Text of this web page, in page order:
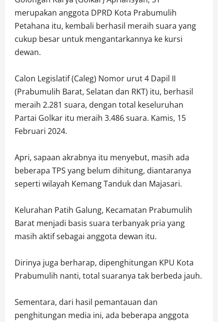
merupakan anggota DPRD Kota Prabumulih
Petahana itu, kembali berhasil meraih suara yang
cukup besar untuk mengantarkannya ke kursi
dewan.
Calon Legislatif (Caleg) Nomor urut 4 Dapil II
(Prabumulih Barat, Selatan dan RKT) itu, berhasil
meraih 2.281 suara, dengan total keseluruhan
Partai Golkar itu meraih 3.486 suara. Kamis, 15
Februari 2024.
Apri, sapaan akrabnya itu menyebut, masih ada
beberapa TPS yang belum dihitung, diantaranya
seperti wilayah Kemang Tanduk dan Majasari.
Kelurahan Patih Galung, Kecamatan Prabumulih
Barat menjadi basis suara terbanyak pria yang
masih aktif sebagai anggota dewan itu.
Dirinya juga berharap, dipenghitungan KPU Kota
Prabumulih nanti, total suaranya tak berbeda jauh.
Sementara, dari hasil pemantauan dan
penghitungan media ini, ada beberapa anggota